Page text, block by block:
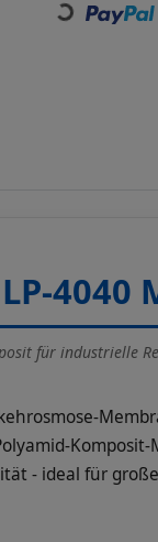
4040
für industrielle
- ideal für